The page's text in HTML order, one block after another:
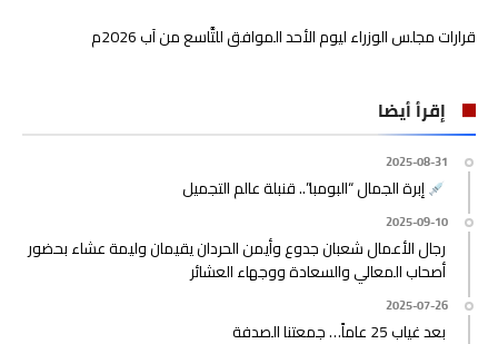
قرارات مجلس الوزراء ليوم الأحد الموافق للتَّاسع من آب 2026م
إقرأ أيضا
2025-08-31
إبرة الجمال “البومبا”.. قنبلة عالم التجميل
2025-09-10
رجال الأعمال شعبان جدوع وأيمن الحردان يقيمان وليمة عشاء بحضور
أصحاب المعالي والسعادة ووجهاء العشائر
2025-07-26
بعد غياب 25 عاماً… جمعتنا الصدفة